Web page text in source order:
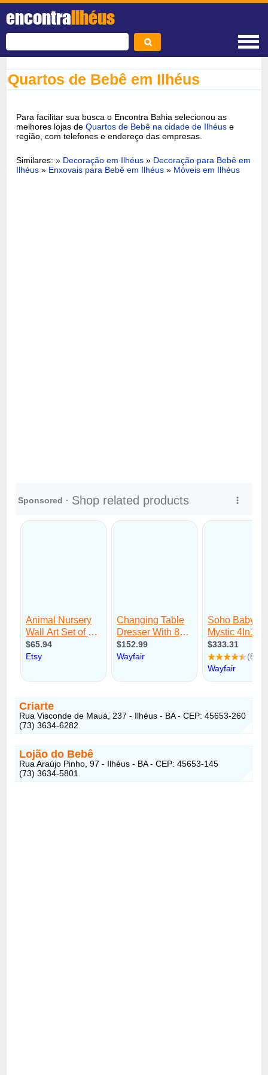
encontraIlhéus
Quartos de Bebê em Ilhéus
Para facilitar sua busca o Encontra Bahia selecionou as
melhores lojas deQuartos de Bebê na cidade de Ilhéus e
região, com telefones e endereço das empresas.
Similares: » Decoração em Ilhéus » Decoração para Bebê em
Ilhéus » Enxovais para Bebê em Ilhéus » Móveis em Ilhéus
Criarte
Rua Visconde de Mauá, 237 - Ilhéus - BA - CEP: 45653-260
(73) 3634-6282 ‎
Lojão do Bebê
Rua Araújo Pinho, 97 - Ilhéus - BA - CEP: 45653-145
(73) 3634-5801